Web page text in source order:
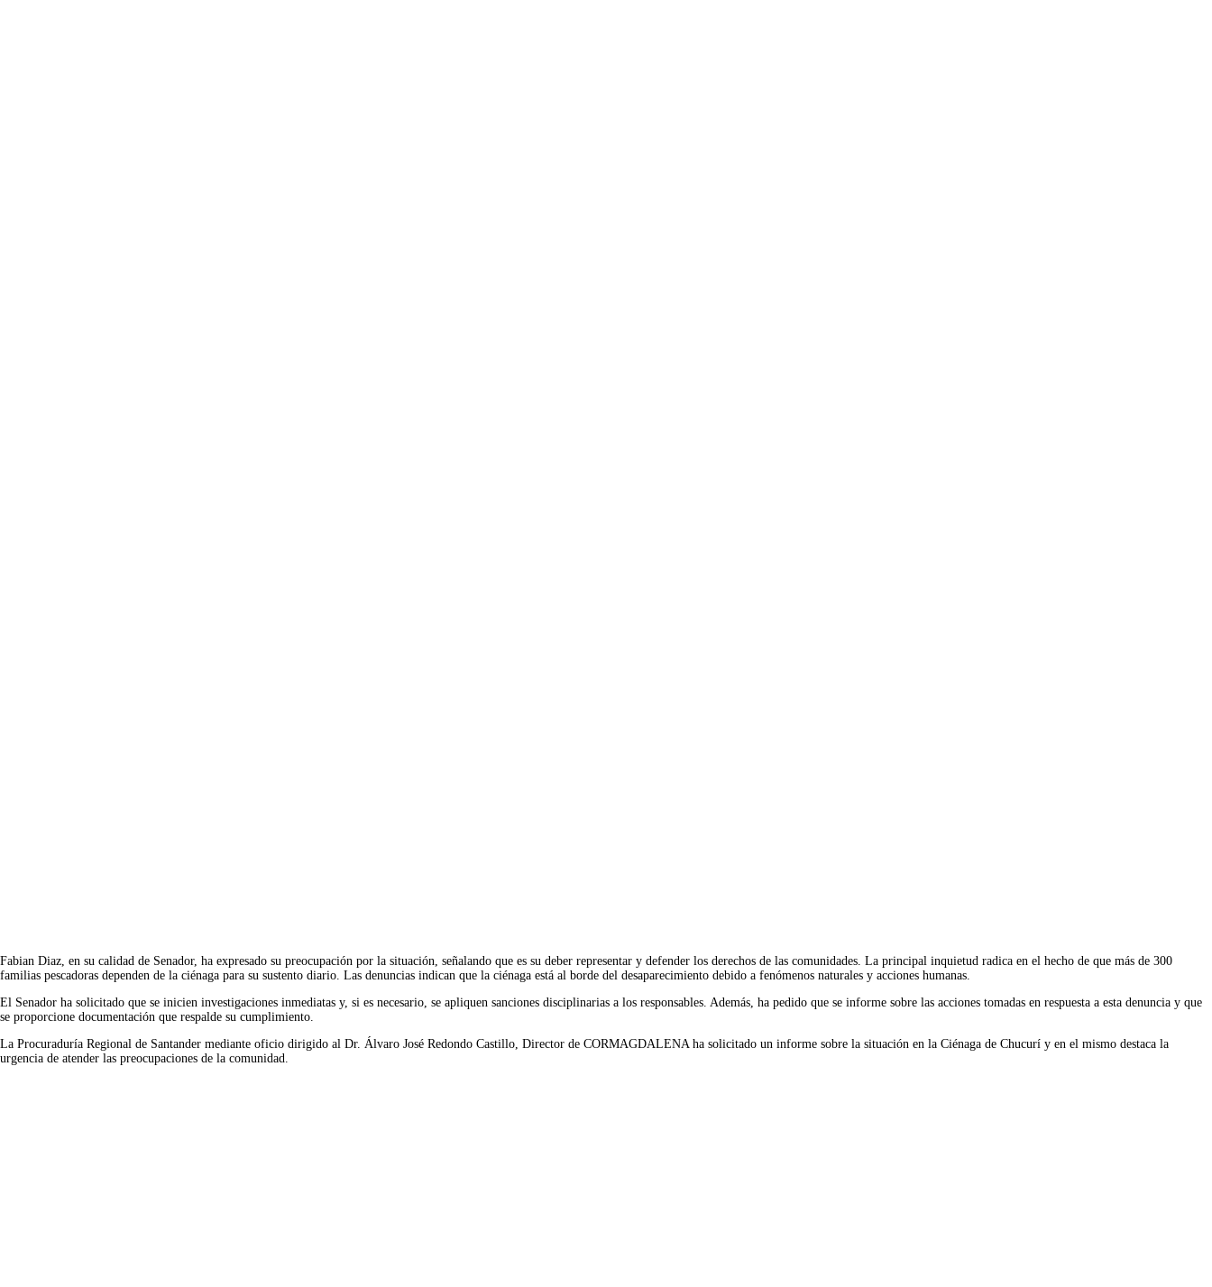
Fabian Diaz, en su calidad de Senador, ha expresado su preocupación por la situación, señalando que es su deber representar y defender los derechos de las comunidades. La principal inquietud radica en el hecho de que más de 300
familias pescadoras dependen de la ciénaga para su sustento diario. Las denuncias indican que la ciénaga está al borde del desaparecimiento debido a fenómenos naturales y acciones humanas.
El Senador ha solicitado que se inicien investigaciones inmediatas y, si es necesario, se apliquen sanciones disciplinarias a los responsables. Además, ha pedido que se informe sobre las acciones tomadas en respuesta a esta denuncia y que
se proporcione documentación que respalde su cumplimiento.
La Procuraduría Regional de Santander mediante oficio dirigido al Dr. Álvaro José Redondo Castillo, Director de CORMAGDALENA ha solicitado un informe sobre la situación en la Ciénaga de Chucurí y en el mismo destaca la
urgencia de atender las preocupaciones de la comunidad.